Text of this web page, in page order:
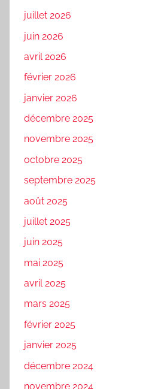
juillet 2026
juin 2026
avril 2026
février 2026
janvier 2026
décembre 2025
novembre 2025
octobre 2025
septembre 2025
août 2025
juillet 2025
juin 2025
mai 2025
avril 2025
mars 2025
février 2025
janvier 2025
décembre 2024
novembre 2024